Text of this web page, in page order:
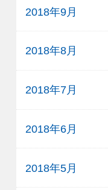
2018年9月
2018年8月
2018年7月
2018年6月
2018年5月